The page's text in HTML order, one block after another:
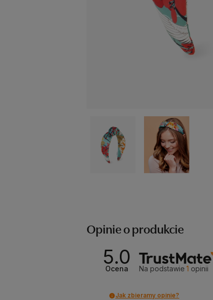
Opinie o produkcie
5.0
Ocena Na podstawie 1 opinii
Jak zbieramy opinie?